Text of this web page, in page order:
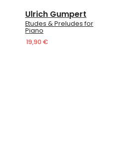
Ulrich Gumpert
Etudes & Preludes for
Piano
19,90 €